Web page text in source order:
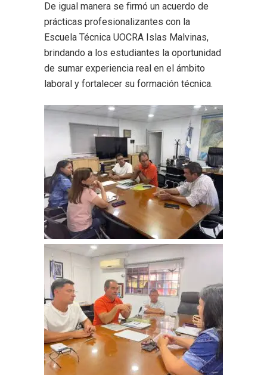
De igual manera se firmó un acuerdo de
prácticas profesionalizantes con la
Escuela Técnica UOCRA Islas Malvinas,
brindando a los estudiantes la oportunidad
de sumar experiencia real en el ámbito
laboral y fortalecer su formación técnica.